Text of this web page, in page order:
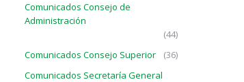
Comunicados Consejo de
Administración
(44)
Comunicados Consejo Superior
(36)
Comunicados Secretaría General